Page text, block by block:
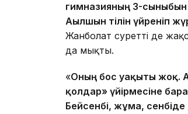
гимназияның 3-сыныбын
Ағылшын тілін үйреніп
Жанболат суретті де
да мықты.
«Оның бос уақыты жоқ.
қолдар» үйірмесіне
Бейсенбі, жұма,